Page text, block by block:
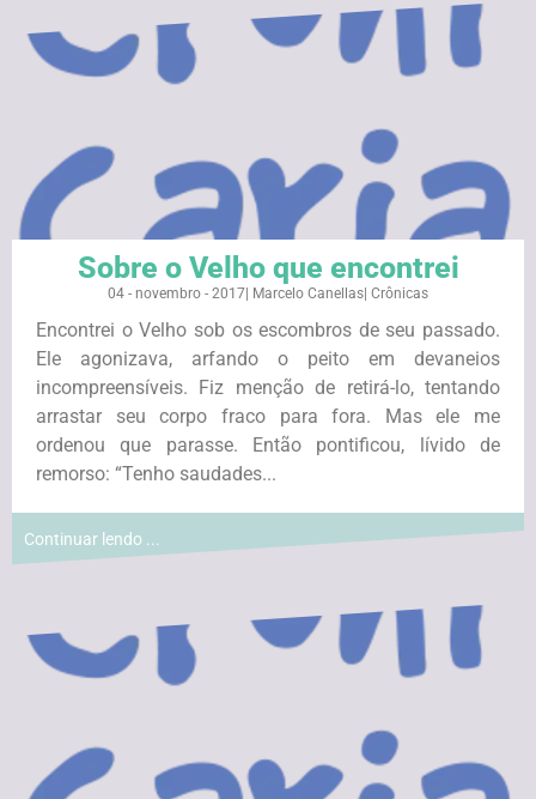
Sobre o Velho que encontrei
04 - novembro - 2017 Marcelo Canellas Crônicas
Encontrei o Velho sob os escombros de seu passado.
Ele agonizava, arfando o peito em devaneios
incompreensíveis. Fiz menção de retirá-lo, tentando
arrastar seu corpo fraco para fora. Mas ele me
ordenou que parasse. Então pontificou, lívido de
remorso: “Tenho saudades...
Continuar lendo ...